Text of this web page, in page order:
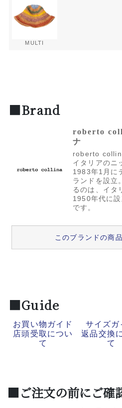
MULTI
■Brand
roberto
ナ
roberto
イタリアのニ
1983年1月に
ランドを設立
るのは、イタ
1950年代に
です。
このブランドの商
■Guide
お買い物ガイド サイズガ
店頭受取につい
て
返品交換
て
■ご注文の前にご確